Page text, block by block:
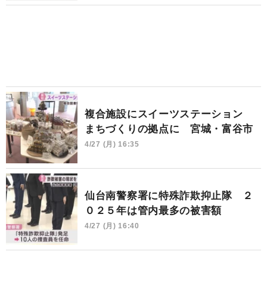
複合施設にスイーツステーション
まちづくりの拠点に 宮城・富谷市
4/27 (月) 16:35
仙台南警察署に特殊詐欺抑止隊 ２
０２５年は管内最多の被害額
4/27 (月) 16:40